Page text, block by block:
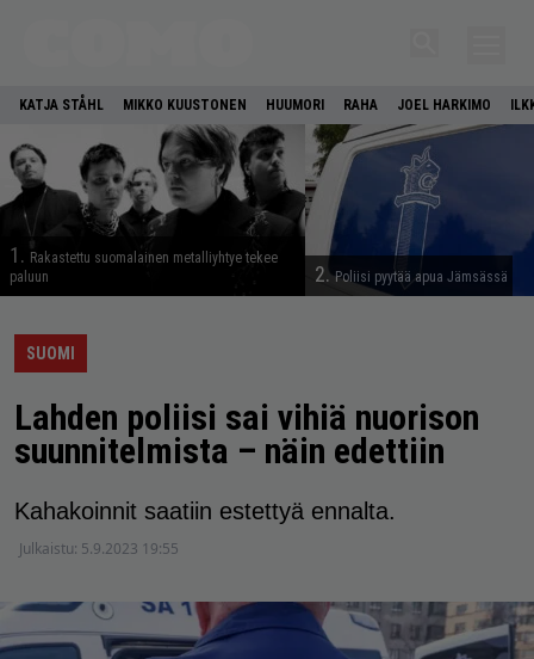
KATJA STÅHL MIKKO KUUSTONEN HUUMORI RAHA JOEL HARKIMO
1. Rakastettu suomalainen metalliyhtye tekee
paluun
2.Poliisi pyytää apua Jämsässä
SUOMI
Lahden poliisi sai vihiä nuorison
suunnitelmista – näin edettiin
Kahakoinnit saatiin estettyä ennalta.
Julkaistu: 5.9.2023 19:55